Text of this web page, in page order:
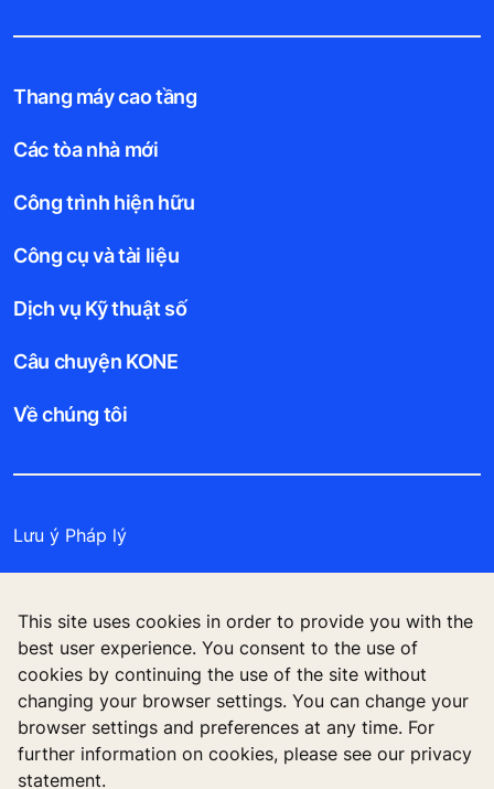
This site uses cookies in order to provide you with the
best user experience. You consent to the use of
cookies by continuing the use of the site without
changing your browser settings. You can change your
browser settings and preferences at any time. For
further information on cookies, please see our privacy
statement.
Thang máy cao tầng
Các tòa nhà mới
Công trình hiện hữu
Công cụ và tài liệu
Dịch vụ Kỹ thuật số
Câu chuyện KONE
Về chúng tôi
Lưu ý Pháp lý
Cam kết Bảo mật
Quản lý tùy chọn cookie